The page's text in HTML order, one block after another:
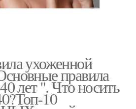
ухоженной
правила
лет ". Что носить
10